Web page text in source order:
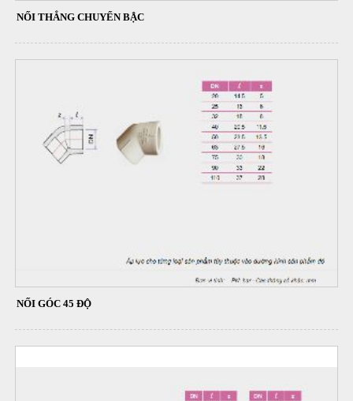
NỐI THẲNG CHUYỂN BẬC
NỐI GÓC 45 ĐỘ